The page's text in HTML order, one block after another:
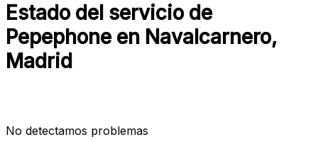
Estado del servicio de
Pepephone en Navalcarnero,
Madrid
No detectamos problemas